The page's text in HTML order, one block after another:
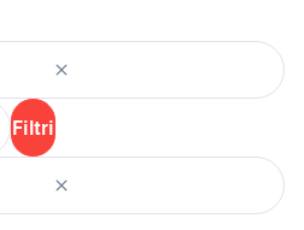
Filtri